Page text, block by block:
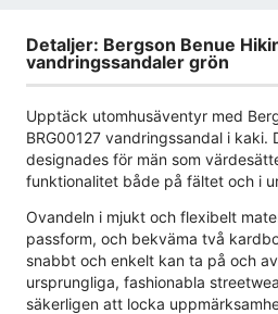
Detaljer: Bergson Benue
vandringssandaler grön
Upptäck utomhusäventyr med
BRG00127 vandringssandal i kaki.
designades för män som
funktionalitet både på fältet och i
Ovandeln i mjukt och flexibelt
passform, och bekväma två
snabbt och enkelt kan ta på och
ursprungliga, fashionabla
säkerligen att locka